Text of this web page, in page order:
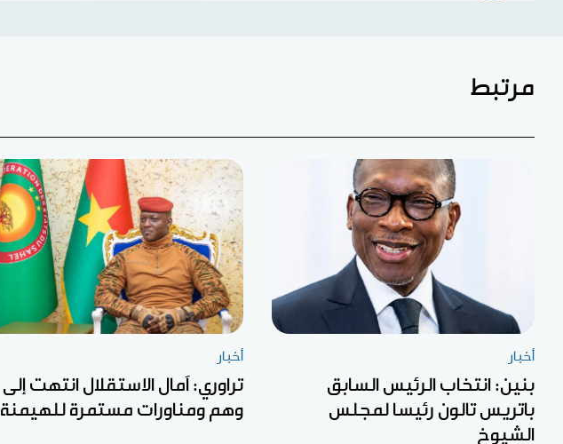
مرتبط
أخبار
بنين: انتخاب الرئيس السابق
باتريس تالون رئيسا لمجلس
الشيوخ
أخبار
تراوري: آمال الاستقلال انتهت إلى
وهم ومناورات مستمرة للهيمنة